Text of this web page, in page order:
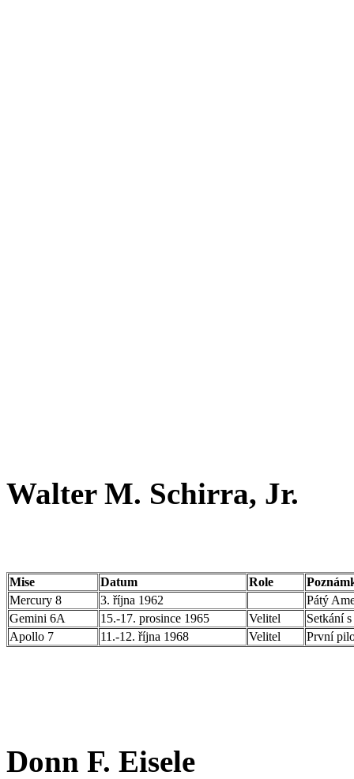
Walter M. Schirra, Jr.
Mise Datum Role
Mercury 8
3. října 1962
Pátý
Gemini 6A
15.-17. prosince 1965 Velitel
Setkání
Apollo 7
11.-12. října 1968 Velitel První
Donn F. Eisele